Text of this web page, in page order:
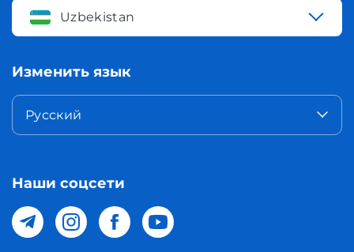
Uzbekistan
Изменить язык
Русский
Наши соцсети